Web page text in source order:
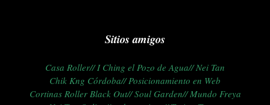
Sitios amigos
Casa Roller// I Ching el Pozo de Agua// Nei Tan
Chik Kng Córdoba// Posicionamiento en Web
Cortinas Roller Black Out// Soul Garden// Mundo Freya